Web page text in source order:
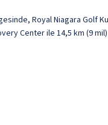
Royal Niagara
Center ile 14,5 km (9